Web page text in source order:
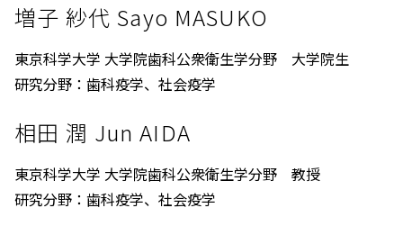
増子 紗代 Sayo MASUKO
東京科学大学 大学院歯科公衆衛生学分野 大学院生
研究分野：歯科疫学、社会疫学
相田 潤 Jun AIDA
東京科学大学 大学院歯科公衆衛生学分野 教授
研究分野：歯科疫学、社会疫学